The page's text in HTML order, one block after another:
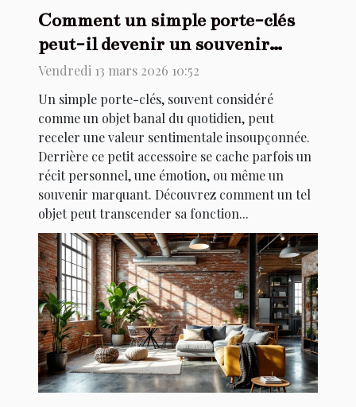
Comment un simple porte-clés
peut-il devenir un souvenir
précieux ?
Vendredi 13 mars 2026 10:52
Un simple porte-clés, souvent considéré
comme un objet banal du quotidien, peut
receler une valeur sentimentale insoupçonnée.
Derrière ce petit accessoire se cache parfois un
récit personnel, une émotion, ou même un
souvenir marquant. Découvrez comment un tel
objet peut transcender sa fonction...